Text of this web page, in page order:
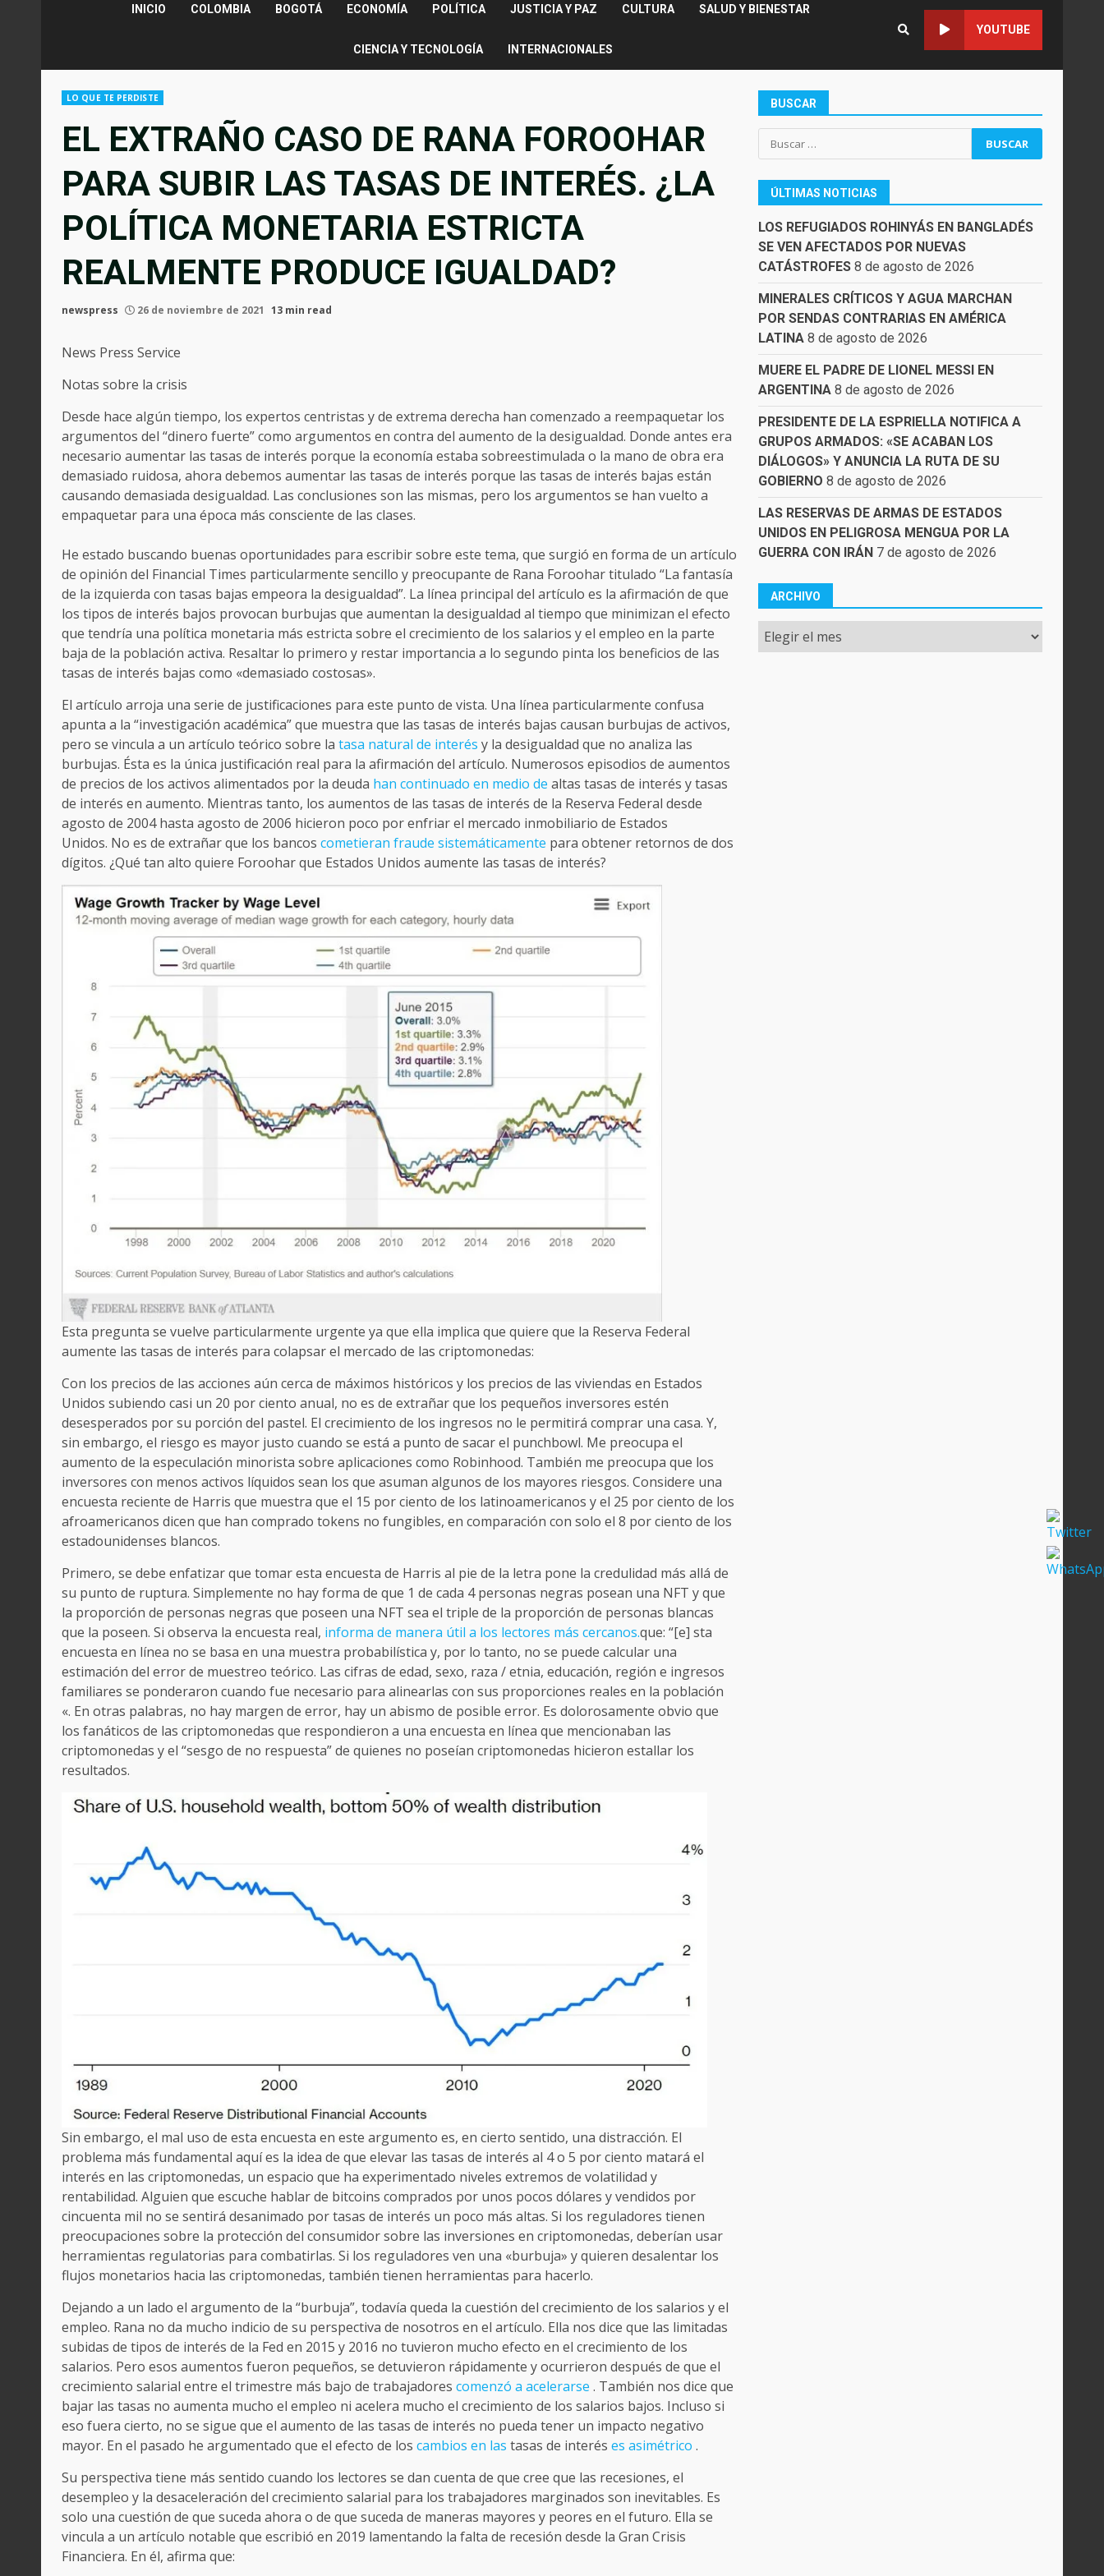
INICIO COLOMBIA BOGOTÁ ECONOMÍA POLÍTICA JUSTICIA Y PAZ CULTURA SALUD Y BIENESTAR
CIENCIA Y TECNOLOGÍA INTERNACIONALES
YOUTUBE
LO QUE TE PERDISTE
EL EXTRAÑO CASO DE RANA FOROOHAR
PARA SUBIR LAS TASAS DE INTERÉS. ¿LA
POLÍTICA MONETARIA ESTRICTA
REALMENTE PRODUCE IGUALDAD?
newspress 26 de noviembre de 2021 13 min read
News Press Service
Notas sobre la crisis
Desde hace algún tiempo, los expertos centristas y de extrema derecha han comenzado a reempaquetar los
argumentos del “dinero fuerte” como argumentos en contra del aumento de la desigualdad. Donde antes era
necesario aumentar las tasas de interés porque la economía estaba sobreestimulada o la mano de obra era
demasiado ruidosa, ahora debemos aumentar las tasas de interés porque las tasas de interés bajas están
causando demasiada desigualdad. Las conclusiones son las mismas, pero los argumentos se han vuelto a
empaquetar para una época más consciente de las clases.
He estado buscando buenas oportunidades para escribir sobre este tema, que surgió en forma de un artículo
de opinión del Financial Times particularmente sencillo y preocupante de Rana Foroohar titulado “La fantasía
de la izquierda con tasas bajas empeora la desigualdad”. La línea principal del artículo es la afirmación de que
los tipos de interés bajos provocan burbujas que aumentan la desigualdad al tiempo que minimizan el efecto
que tendría una política monetaria más estricta sobre el crecimiento de los salarios y el empleo en la parte
baja de la población activa. Resaltar lo primero y restar importancia a lo segundo pinta los beneficios de las
tasas de interés bajas como «demasiado costosas».
El artículo arroja una serie de justificaciones para este punto de vista. Una línea particularmente confusa
apunta a la “investigación académica” que muestra que las tasas de interés bajas causan burbujas de activos,
pero se vincula a un artículo teórico sobre la tasa natural de interés y la desigualdad que no analiza las
burbujas. Ésta es la única justificación real para la afirmación del artículo. Numerosos episodios de aumentos
de precios de los activos alimentados por la deuda han continuado en medio de altas tasas de interés y tasas
de interés en aumento. Mientras tanto, los aumentos de las tasas de interés de la Reserva Federal desde
agosto de 2004 hasta agosto de 2006 hicieron poco por enfriar el mercado inmobiliario de Estados
Unidos. No es de extrañar que los bancos cometieran fraude sistemáticamente para obtener retornos de dos
dígitos. ¿Qué tan alto quiere Foroohar que Estados Unidos aumente las tasas de interés?
Esta pregunta se vuelve particularmente urgente ya que ella implica que quiere que la Reserva Federal
aumente las tasas de interés para colapsar el mercado de las criptomonedas:
Con los precios de las acciones aún cerca de máximos históricos y los precios de las viviendas en Estados
Unidos subiendo casi un 20 por ciento anual, no es de extrañar que los pequeños inversores estén
desesperados por su porción del pastel. El crecimiento de los ingresos no le permitirá comprar una casa. Y,
sin embargo, el riesgo es mayor justo cuando se está a punto de sacar el punchbowl. Me preocupa el
aumento de la especulación minorista sobre aplicaciones como Robinhood. También me preocupa que los
inversores con menos activos líquidos sean los que asuman algunos de los mayores riesgos. Considere una
encuesta reciente de Harris que muestra que el 15 por ciento de los latinoamericanos y el 25 por ciento de los
afroamericanos dicen que han comprado tokens no fungibles, en comparación con solo el 8 por ciento de los
estadounidenses blancos.
Primero, se debe enfatizar que tomar esta encuesta de Harris al pie de la letra pone la credulidad más allá de
su punto de ruptura. Simplemente no hay forma de que 1 de cada 4 personas negras posean una NFT y que
la proporción de personas negras que poseen una NFT sea el triple de la proporción de personas blancas
que la poseen. Si observa la encuesta real, informa de manera útil a los lectores más cercanos.que: “[e] sta
encuesta en línea no se basa en una muestra probabilística y, por lo tanto, no se puede calcular una
estimación del error de muestreo teórico. Las cifras de edad, sexo, raza / etnia, educación, región e ingresos
familiares se ponderaron cuando fue necesario para alinearlas con sus proporciones reales en la población
«. En otras palabras, no hay margen de error, hay un abismo de posible error. Es dolorosamente obvio que
los fanáticos de las criptomonedas que respondieron a una encuesta en línea que mencionaban las
criptomonedas y el “sesgo de no respuesta” de quienes no poseían criptomonedas hicieron estallar los
resultados.
Sin embargo, el mal uso de esta encuesta en este argumento es, en cierto sentido, una distracción. El
problema más fundamental aquí es la idea de que elevar las tasas de interés al 4 o 5 por ciento matará el
interés en las criptomonedas, un espacio que ha experimentado niveles extremos de volatilidad y
rentabilidad. Alguien que escuche hablar de bitcoins comprados por unos pocos dólares y vendidos por
cincuenta mil no se sentirá desanimado por tasas de interés un poco más altas. Si los reguladores tienen
preocupaciones sobre la protección del consumidor sobre las inversiones en criptomonedas, deberían usar
herramientas regulatorias para combatirlas. Si los reguladores ven una «burbuja» y quieren desalentar los
flujos monetarios hacia las criptomonedas, también tienen herramientas para hacerlo.
Dejando a un lado el argumento de la “burbuja”, todavía queda la cuestión del crecimiento de los salarios y el
empleo. Rana no da mucho indicio de su perspectiva de nosotros en el artículo. Ella nos dice que las limitadas
subidas de tipos de interés de la Fed en 2015 y 2016 no tuvieron mucho efecto en el crecimiento de los
salarios. Pero esos aumentos fueron pequeños, se detuvieron rápidamente y ocurrieron después de que el
crecimiento salarial entre el trimestre más bajo de trabajadores comenzó a acelerarse . También nos dice que
bajar las tasas no aumenta mucho el empleo ni acelera mucho el crecimiento de los salarios bajos. Incluso si
eso fuera cierto, no se sigue que el aumento de las tasas de interés no pueda tener un impacto negativo
mayor. En el pasado he argumentado que el efecto de los cambios en las tasas de interés es asimétrico .
Su perspectiva tiene más sentido cuando los lectores se dan cuenta de que cree que las recesiones, el
desempleo y la desaceleración del crecimiento salarial para los trabajadores marginados son inevitables. Es
solo una cuestión de que suceda ahora o de que suceda de maneras mayores y peores en el futuro. Ella se
vincula a un artículo notable que escribió en 2019 lamentando la falta de recesión desde la Gran Crisis
Financiera. En él, afirma que:
BUSCAR
Buscar:
ÚLTIMAS NOTICIAS
LOS REFUGIADOS ROHINYÁS EN BANGLADÉS
SE VEN AFECTADOS POR NUEVAS
CATÁSTROFES 8 de agosto de 2026
MINERALES CRÍTICOS Y AGUA MARCHAN
POR SENDAS CONTRARIAS EN AMÉRICA
LATINA 8 de agosto de 2026
MUERE EL PADRE DE LIONEL MESSI EN
ARGENTINA 8 de agosto de 2026
PRESIDENTE DE LA ESPRIELLA NOTIFICA A
GRUPOS ARMADOS: «SE ACABAN LOS
DIÁLOGOS» Y ANUNCIA LA RUTA DE SU
GOBIERNO 8 de agosto de 2026
LAS RESERVAS DE ARMAS DE ESTADOS
UNIDOS EN PELIGROSA MENGUA POR LA
GUERRA CON IRÁN 7 de agosto de 2026
ARCHIVO
Archivo